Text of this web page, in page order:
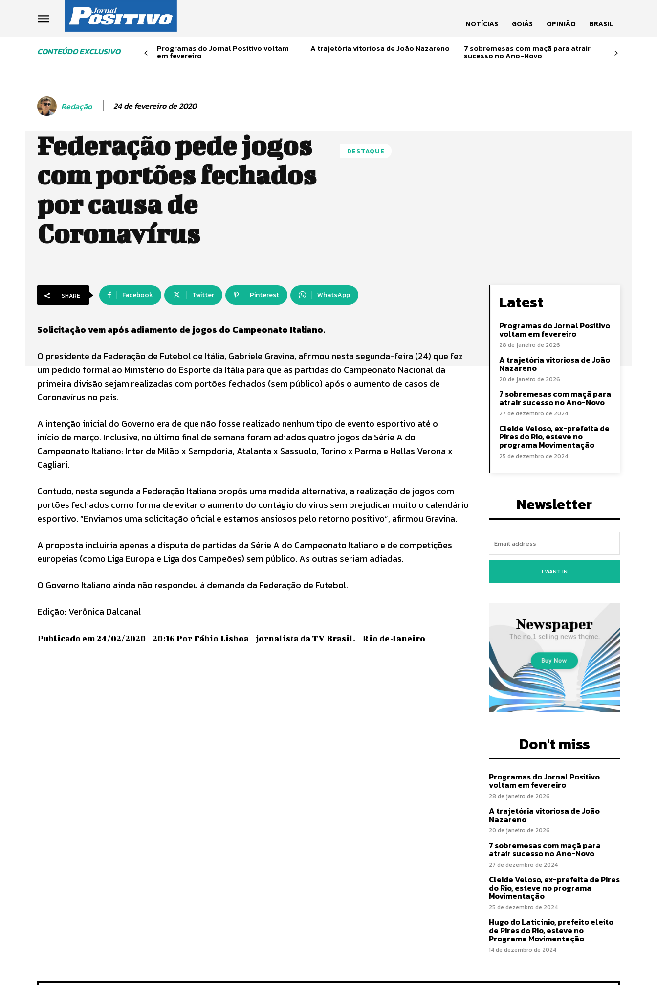
NOTÍCIAS GOIÁS OPINIÃO BRASIL
CONTEÚDO EXCLUSIVO Programas do Jornal Positivo voltam
em fevereiro
A trajetória vitoriosa de João Nazareno 7 sobremesas com maçã para atrair
sucesso no Ano-Novo
Redação 24 de fevereiro de 2020
Federação pede jogos
com portões fechados
por causa de
Coronavírus
DESTAQUE
SHARE Facebook Twitter Pinterest WhatsApp
Solicitação vem após adiamento de jogos do Campeonato Italiano.
O presidente da Federação de Futebol de Itália, Gabriele Gravina, afirmou nesta segunda-feira (24) que fez
um pedido formal ao Ministério do Esporte da Itália para que as partidas do Campeonato Nacional da
primeira divisão sejam realizadas com portões fechados (sem público) após o aumento de casos de
Coronavírus no país.
A intenção inicial do Governo era de que não fosse realizado nenhum tipo de evento esportivo até o
início de março. Inclusive, no último final de semana foram adiados quatro jogos da Série A do
Campeonato Italiano: Inter de Milão x Sampdoria, Atalanta x Sassuolo, Torino x Parma e Hellas Verona x
Cagliari.
Contudo, nesta segunda a Federação Italiana propôs uma medida alternativa, a realização de jogos com
portões fechados como forma de evitar o aumento do contágio do vírus sem prejudicar muito o calendário
esportivo. “Enviamos uma solicitação oficial e estamos ansiosos pelo retorno positivo”, afirmou Gravina.
A proposta incluiria apenas a disputa de partidas da Série A do Campeonato Italiano e de competições
europeias (como Liga Europa e Liga dos Campeões) sem público. As outras seriam adiadas.
O Governo Italiano ainda não respondeu à demanda da Federação de Futebol.
Edição: Verônica Dalcanal
Publicado em 24/02/2020 – 20:16 Por Fábio Lisboa – jornalista da TV Brasil. – Rio de Janeiro
Latest
Programas do Jornal Positivo
voltam em fevereiro
28 de janeiro de 2026
A trajetória vitoriosa de João
Nazareno
20 de janeiro de 2026
7 sobremesas com maçã para
atrair sucesso no Ano-Novo
27 de dezembro de 2024
Cleide Veloso, ex-prefeita de
Pires do Rio, esteve no
programa Movimentação
25 de dezembro de 2024
Newsletter
I WANT IN
Don't miss
Programas do Jornal Positivo
voltam em fevereiro
28 de janeiro de 2026
A trajetória vitoriosa de João
Nazareno
20 de janeiro de 2026
7 sobremesas com maçã para
atrair sucesso no Ano-Novo
27 de dezembro de 2024
Cleide Veloso, ex-prefeita de Pires
do Rio, esteve no programa
Movimentação
25 de dezembro de 2024
Hugo do Laticínio, prefeito eleito
de Pires do Rio, esteve no
Programa Movimentação
14 de dezembro de 2024